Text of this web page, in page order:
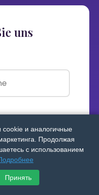
uns
cookie и аналогичные
Продолжая
с использованием
Принять